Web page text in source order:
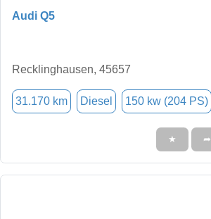
Audi Q5
Recklinghausen, 45657
31.170 km Diesel 150 kw (204 PS)
★ ➦